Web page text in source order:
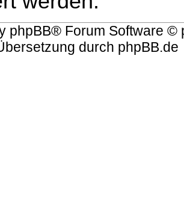
phpBB® Forum Software ©
durch phpBB.de